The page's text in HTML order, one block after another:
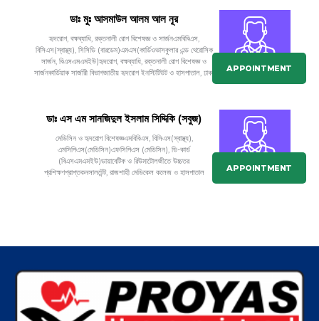
ডাঃ মুঃ আসমাউল আলম আল নূর
হৃদরোগ, বক্ষব্যাধি, রক্তনালী রোগ বিশেষজ্ঞ ও সার্জনএমবিবিএস,
বিসিএস(স্বাস্থ্য), সিসিডি (বারডেম)এমএস(কার্ডিওভাসকুলার এন্ড থেরোসিক
সার্জন, বিএসএমএমইউ)হৃদরোগ, বক্ষব্যাধি, রক্তনালী রোগ বিশেষজ্ঞ ও
সার্জনকার্ডিয়াক সার্জারী বিভাগজাতীয় হৃদরোগ ইনস্টিটিউট ও হাসপাতাল, ঢাকা
APPOINTMENT
ডাঃ এস এম সানজিদুল ইসলাম সিদ্দিকি (সবুজ)
মেডিসিন ও হৃদরোগ বিশেষজ্ঞএমবিবিএস, বিসিএস(স্বাস্থ্য),
এমসিপিএস(মেডিসিন)এফসিপিএস (মেডিসিন), ডি-কার্ড
(বিএসএমএমইউ)ডায়াবেটিক ও রিউমাটোলজীতে উচ্চতর
প্রশিক্ষণপ্রাপ্তকনসালটেন্ট, রাজশাহী মেডিকেল কলেজ ও হাসপাতাল
APPOINTMENT